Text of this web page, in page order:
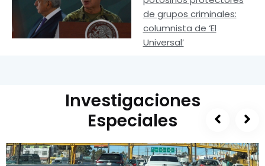
de grupos criminales:
columnista de ‘El
Universal’
Investigaciones
Especiales